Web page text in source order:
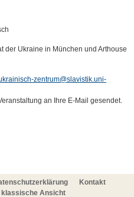
der Ukraine in München und Arthouse
zentrum@slavistik.uni-
an Ihre E-Mail gesendet.
Kontakt
klassische Ansicht